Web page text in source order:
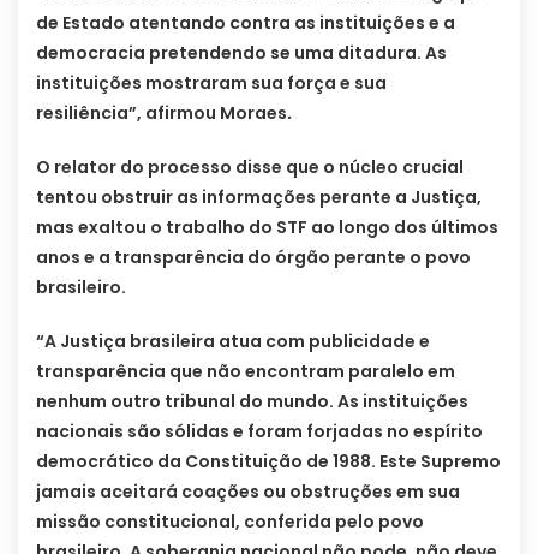
de Estado atentando contra as instituições e a
democracia pretendendo se uma ditadura. As
instituições mostraram sua força e sua
resiliência”, afirmou Moraes.
O relator do processo disse que o núcleo crucial
tentou obstruir as informações perante a Justiça,
mas exaltou o trabalho do STF ao longo dos últimos
anos e a transparência do órgão perante o povo
brasileiro.
“A Justiça brasileira atua com publicidade e
transparência que não encontram paralelo em
nenhum outro tribunal do mundo. As instituições
nacionais são sólidas e foram forjadas no espírito
democrático da Constituição de 1988. Este Supremo
jamais aceitará coações ou obstruções em sua
missão constitucional, conferida pelo povo